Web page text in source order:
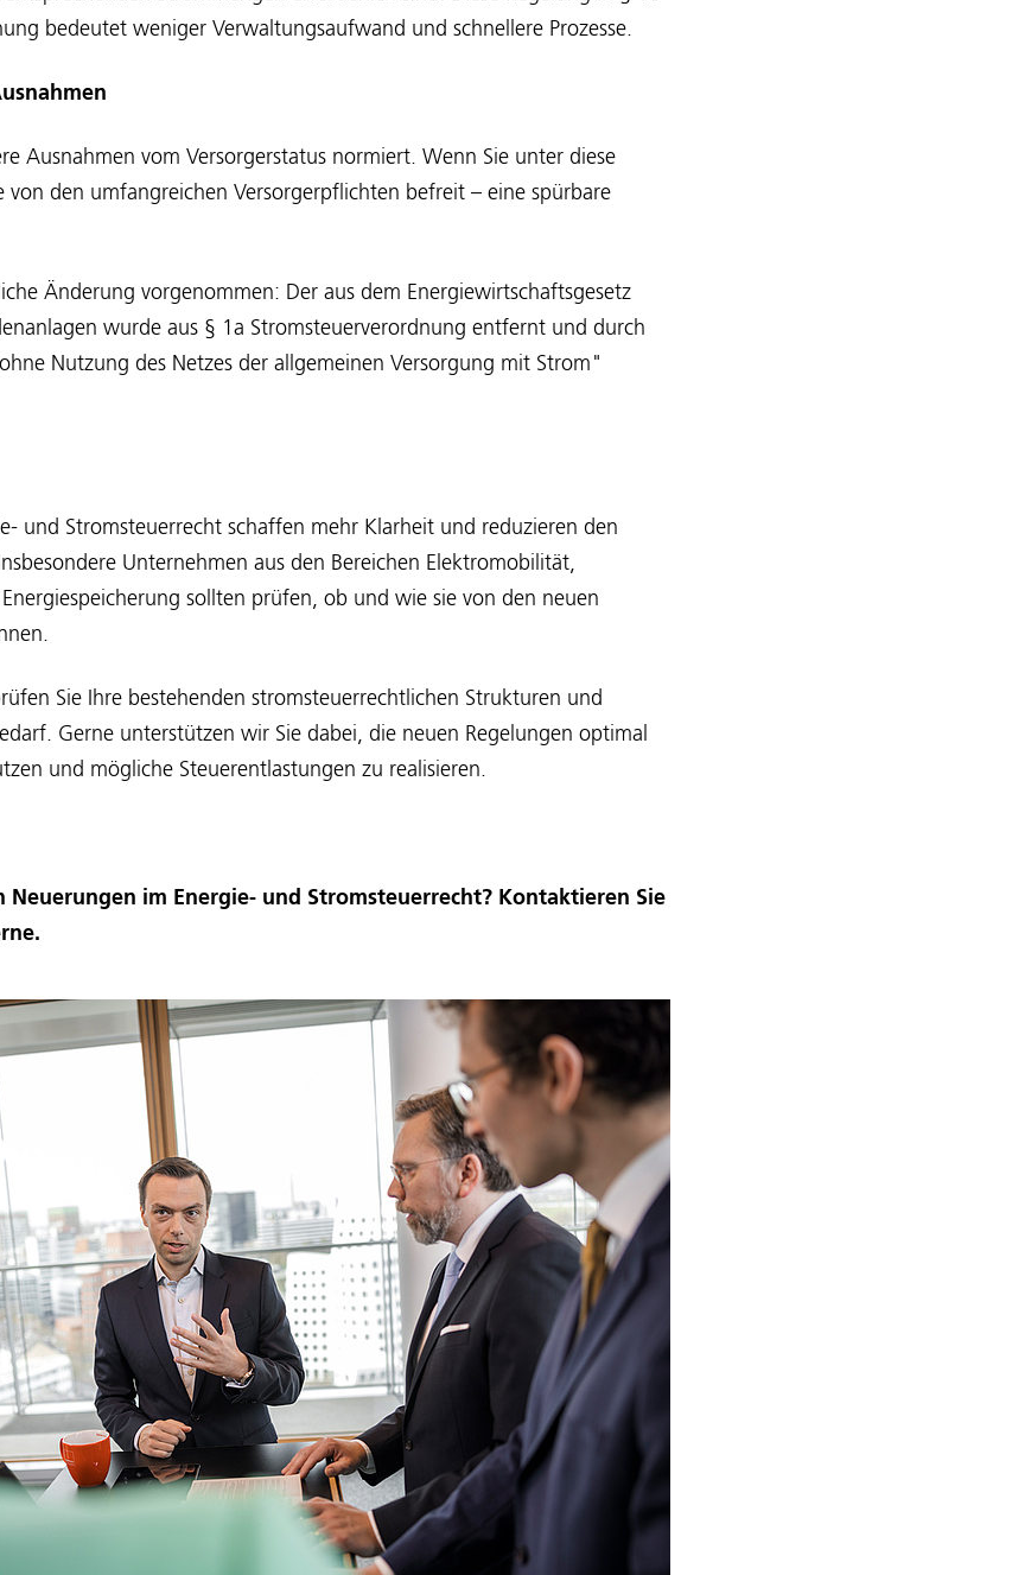
bedeutet weniger Verwaltungsaufwand und schnellere Prozesse.
Ausnahmen vom Versorgerstatus normiert. Wenn Sie unter diese
von den umfangreichen Versorgerpflichten befreit – eine spürbare
Änderung vorgenommen: Der aus dem Energiewirtschaftsgesetz
wurde aus § 1a Stromsteuerverordnung entfernt und durch
Nutzung des Netzes der allgemeinen Versorgung mit Strom"
und Stromsteuerrecht schaffen mehr Klarheit und reduzieren den
Unternehmen aus den Bereichen Elektromobilität,
sollten prüfen, ob und wie sie von den neuen
Sie Ihre bestehenden stromsteuerrechtlichen Strukturen und
Gerne unterstützen wir Sie dabei, die neuen Regelungen optimal
und mögliche Steuerentlastungen zu realisieren.
Neuerungen im Energie- und Stromsteuerrecht? Kontaktieren Sie